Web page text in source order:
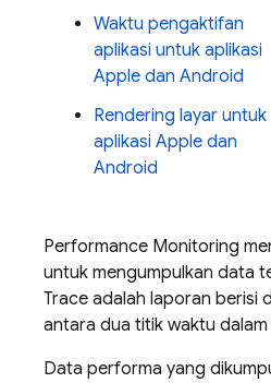
Waktu pengaktifan
aplikasi untuk aplikasi
Apple dan Android
Rendering layar untuk
aplikasi Apple dan
Android
Performance Monitoring
untuk mengumpulkan data
Trace adalah laporan berisi
antara dua titik waktu dalam
Data performa yang